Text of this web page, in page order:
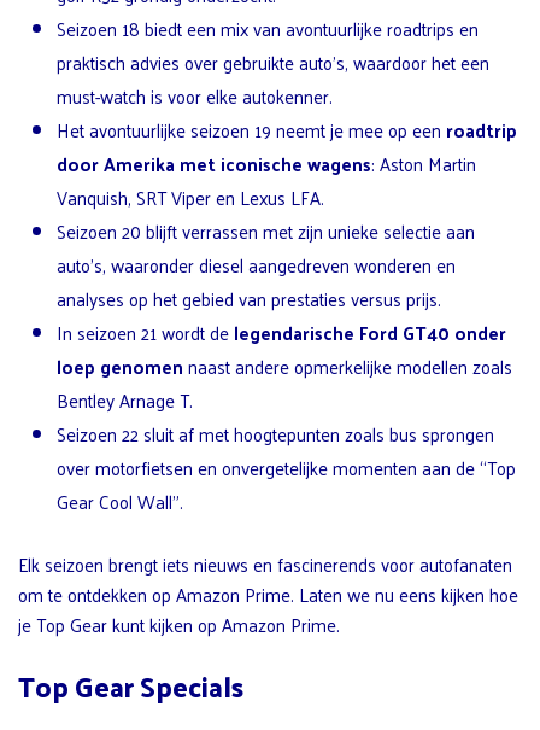
Seizoen 18 biedt een mix van avontuurlijke roadtrips en
praktisch advies over gebruikte auto’s, waardoor het een
must-watch is voor elke autokenner.
Het avontuurlijke seizoen 19 neemt je mee op een roadtrip
door Amerika met iconische wagens: Aston Martin
Vanquish, SRT Viper en Lexus LFA.
Seizoen 20 blijft verrassen met zijn unieke selectie aan
auto’s, waaronder diesel aangedreven wonderen en
analyses op het gebied van prestaties versus prijs.
In seizoen 21 wordt delegendarische Ford GT40 onder
loep genomennaast andere opmerkelijke modellen zoals
Bentley Arnage T.
Seizoen 22 sluit af met hoogtepunten zoals bus sprongen
over motorfietsen en onvergetelijke momenten aan de “Top
Gear Cool Wall”.
Elk seizoen brengt iets nieuws en fascinerends voor autofanaten
om te ontdekken op Amazon Prime. Laten we nu eens kijken hoe
je Top Gear kunt kijken op Amazon Prime.
Top Gear Specials